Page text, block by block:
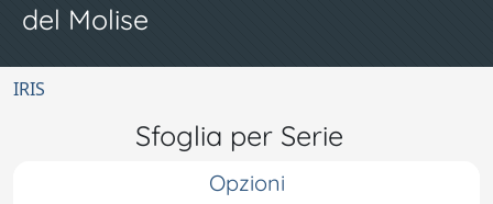
del Molise
IRIS
Sfoglia per Serie
Opzioni